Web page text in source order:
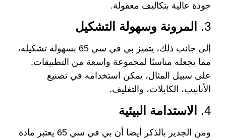
جودة عالية بتكاليف معقولة.
3. المرونة وسهولة التشكيل
إلى جانب ذلك، يتميز بي في سي 65 بسهولة تشكيله،
مما يجعله مناسبًا لمجموعة واسعة من التطبيقات.
على سبيل المثال، يمكن استخدامه في تصنيع
الأنابيب، الكابلات، والتغليف.
4. الاستدامة البيئية
ومن الجدير بالذكر أيضا أن بي في سي 65 يعتبر مادة